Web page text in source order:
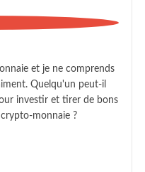
et je ne comprends
Quelqu'un peut-il
investir et tirer de bons
monnaie ?